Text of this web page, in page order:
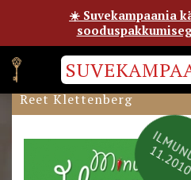
MINU UNGARI
Reet Klettenberg
☀️ Suvekampaania